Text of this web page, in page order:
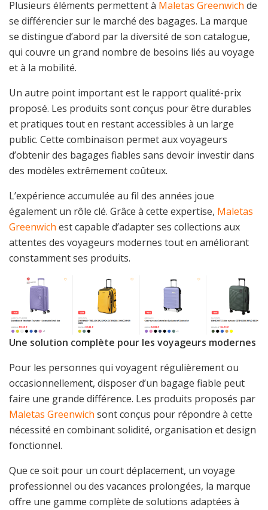
Plusieurs éléments permettent à Maletas Greenwich de
se différencier sur le marché des bagages. La marque
se distingue d’abord par la diversité de son catalogue,
qui couvre un grand nombre de besoins liés au voyage
et à la mobilité.
Un autre point important est le rapport qualité-prix
proposé. Les produits sont conçus pour être durables
et pratiques tout en restant accessibles à un large
public. Cette combinaison permet aux voyageurs
d’obtenir des bagages fiables sans devoir investir dans
des modèles extrêmement coûteux.
L’expérience accumulée au fil des années joue
également un rôle clé. Grâce à cette expertise, Maletas
Greenwich est capable d’adapter ses collections aux
attentes des voyageurs modernes tout en améliorant
constamment ses produits.
Une solution complète pour les voyageurs modernes
Pour les personnes qui voyagent régulièrement ou
occasionnellement, disposer d’un bagage fiable peut
faire une grande différence. Les produits proposés par
Maletas Greenwich sont conçus pour répondre à cette
nécessité en combinant solidité, organisation et design
fonctionnel.
Que ce soit pour un court déplacement, un voyage
professionnel ou des vacances prolongées, la marque
offre une gamme complète de solutions adaptées à